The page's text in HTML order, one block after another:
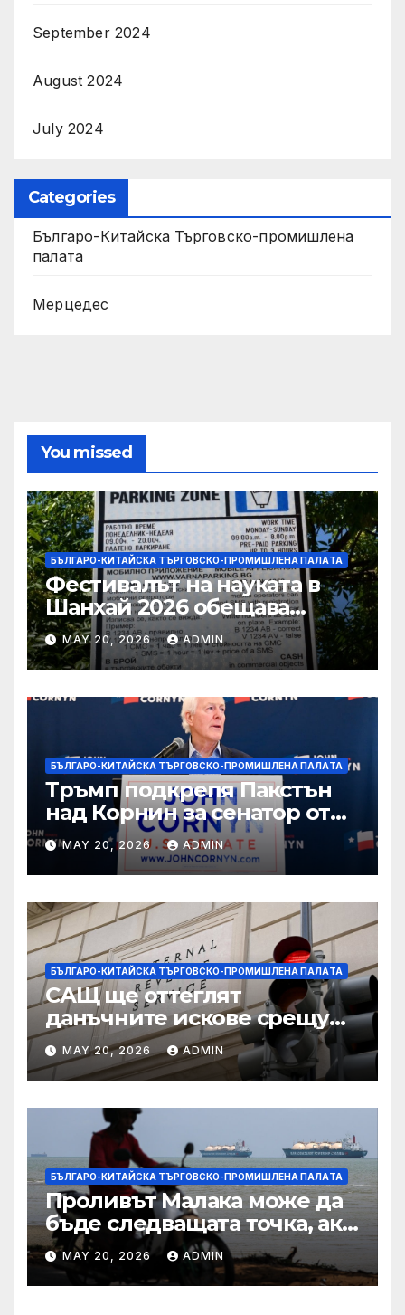
September 2024
August 2024
July 2024
Categories
Българо-Китайска Търговско-промишлена
палaта
Мерцедес
You missed
БЪЛГАРО-КИТАЙСКА ТЪРГОВСКО-ПРОМИШЛЕНА ПАЛAТА
Фестивалът на науката в
Шанхай 2026 обещава
вълнуващи научно-
технологични иновации
MAY 20, 2026 ADMIN
БЪЛГАРО-КИТАЙСКА ТЪРГОВСКО-ПРОМИШЛЕНА ПАЛAТА
Тръмп подкрепя Пакстън
над Корнин за сенатор от
Тексас в шокираща
подкрепа
MAY 20, 2026 ADMIN
БЪЛГАРО-КИТАЙСКА ТЪРГОВСКО-ПРОМИШЛЕНА ПАЛAТА
САЩ ще оттеглят
данъчните искове срещу
Тръмп „завинаги“ в
сделката за съдебно дело с
IRS
MAY 20, 2026 ADMIN
БЪЛГАРО-КИТАЙСКА ТЪРГОВСКО-ПРОМИШЛЕНА ПАЛAТА
Проливът Малака може да
бъде следващата точка, ако
Азия не внимава
MAY 20, 2026 ADMIN